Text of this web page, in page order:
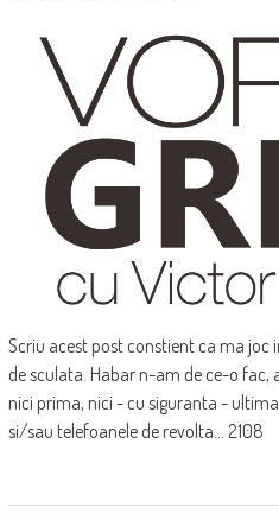
Scriu acest post constient ca ma joc
de sculata. Habar n-am de ce-o fac,
nici prima, nici - cu siguranta -
si/sau telefoanele de revolta... 2108